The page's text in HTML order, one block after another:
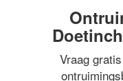
Vraag